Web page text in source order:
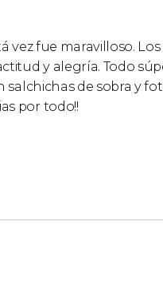
vez fue maravilloso. Los
y alegría. Todo
salchichas de sobra y
por todo!!